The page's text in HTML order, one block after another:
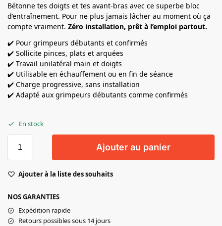
Bétonne tes doigts et tes avant-bras avec ce superbe bloc
d’entraînement. Pour ne plus jamais lâcher au moment où ça
compte vraiment. Zéro installation, prêt à l’emploi partout.
✔️ Pour grimpeurs débutants et confirmés
✔️ Sollicite pinces, plats et arquées
✔️ Travail unilatéral main et doigts
✔️ Utilisable en échauffement ou en fin de séance
✔️ Charge progressive, sans installation
✔️ Adapté aux grimpeurs débutants comme confirmés
En stock
Ajouter au panier
Ajouter à la liste des souhaits
NOS GARANTIES
Expédition rapide
Retours possibles sous 14 jours